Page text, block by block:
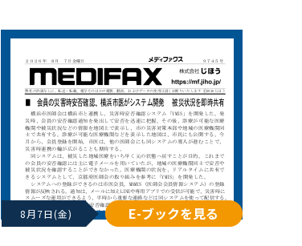
8月7日(金) E-ブックを見る